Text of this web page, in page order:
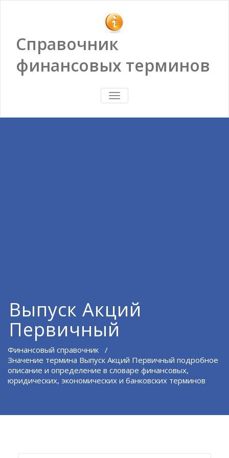
Справочник
финансовых терминов
ПОКАЗАТЬ/
СКРЫТЬ
Выпуск Акций
Первичный
Финансовый справочник /
Значение термина Выпуск Акций Первичный подробное
описание и определение в словаре финансовых,
юридических, экономических и банковских терминов